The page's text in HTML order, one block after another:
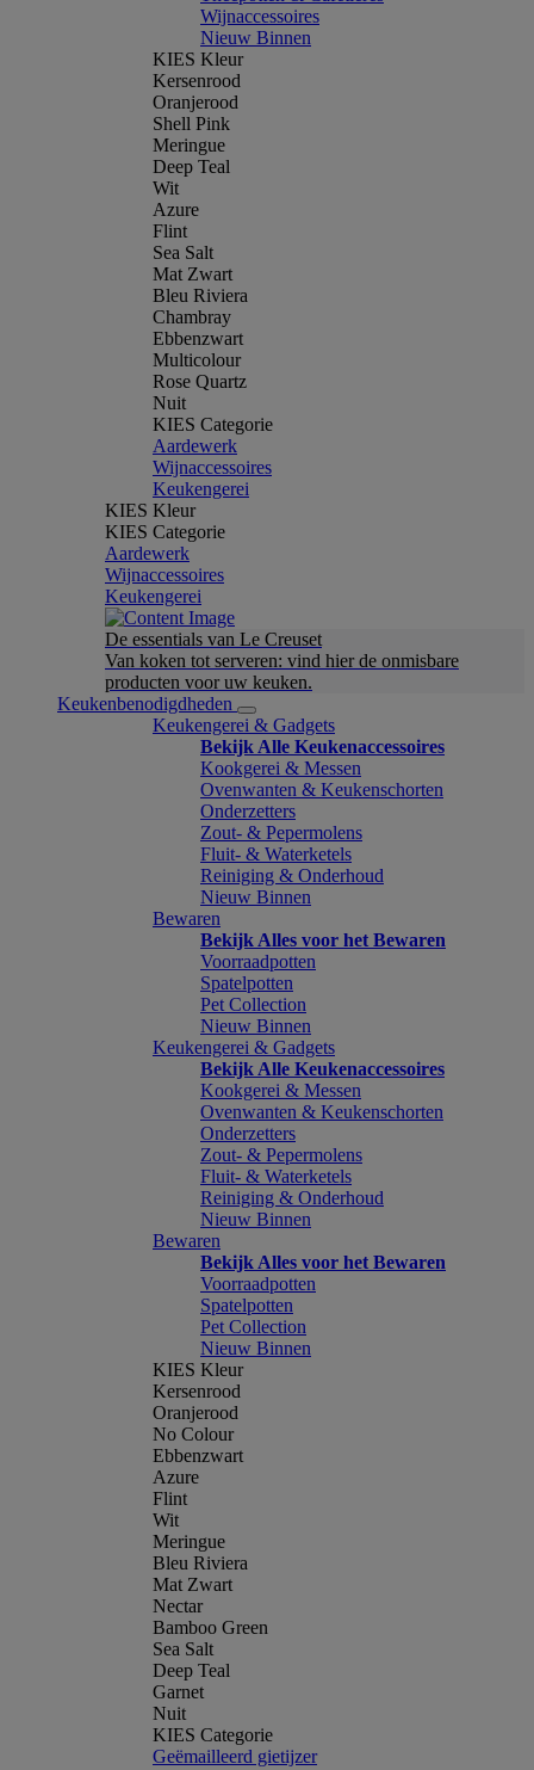
Wijnaccessoires
Nieuw Binnen
KIES Kleur
Kersenrood
Oranjerood
Shell Pink
Meringue
Deep Teal
Wit
Azure
Flint
Sea Salt
Mat Zwart
Bleu Riviera
Chambray
Ebbenzwart
Multicolour
Rose Quartz
Nuit
KIES Categorie
Aardewerk
Wijnaccessoires
Keukengerei
KIES Kleur
KIES Categorie
Aardewerk
Wijnaccessoires
Keukengerei
De essentials van Le Creuset
Van koken tot serveren: vind hier de onmisbare
producten voor uw keuken.
Keukenbenodigdheden
Keukengerei & Gadgets
Bekijk Alle Keukenaccessoires
Kookgerei & Messen
Ovenwanten & Keukenschorten
Onderzetters
Zout- & Pepermolens
Fluit- & Waterketels
Reiniging & Onderhoud
Nieuw Binnen
Bewaren
Bekijk Alles voor het Bewaren
Voorraadpotten
Spatelpotten
Pet Collection
Nieuw Binnen
Keukengerei & Gadgets
Bekijk Alle Keukenaccessoires
Kookgerei & Messen
Ovenwanten & Keukenschorten
Onderzetters
Zout- & Pepermolens
Fluit- & Waterketels
Reiniging & Onderhoud
Nieuw Binnen
Bewaren
Bekijk Alles voor het Bewaren
Voorraadpotten
Spatelpotten
Pet Collection
Nieuw Binnen
KIES Kleur
Kersenrood
Oranjerood
No Colour
Ebbenzwart
Azure
Flint
Wit
Meringue
Bleu Riviera
Mat Zwart
Nectar
Bamboo Green
Sea Salt
Deep Teal
Garnet
Nuit
KIES Categorie
Geëmailleerd gietijzer